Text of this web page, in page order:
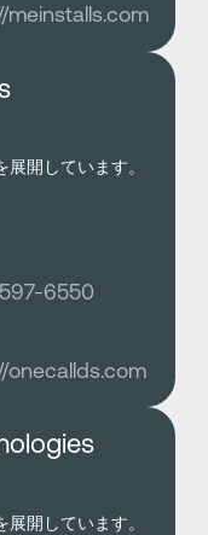
meinstalls.com
開しています。
6550
onecallds.com
開しています。